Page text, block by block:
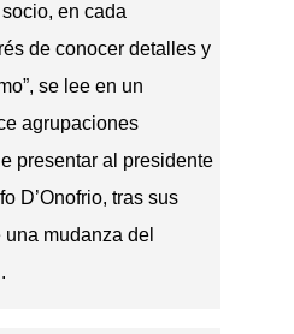
en cada
de conocer detalles y
se lee en un
agrupaciones
presentar al presidente
D’Onofrio, tras sus
mudanza del